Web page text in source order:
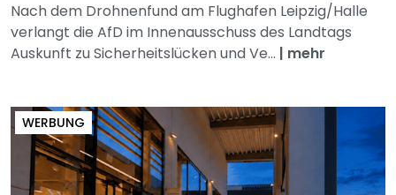
Nach dem Drohnenfund am Flughafen Leipzig/Halle
verlangt die AfD im Innenausschuss des Landtags
Auskunft zu Sicherheitslücken und Ve... | mehr
WERBUNG